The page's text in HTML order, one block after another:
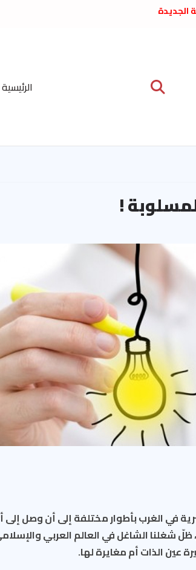
الجديدة
الأمين
العربي
نيسان
الملالي
الرئيسية
!
في الغرب بأطوار مختلفة إلى أن وصل إلى
ظلّ شغلنا الشاغل في العالم العربي
عين الذات أم مغايرة لها.